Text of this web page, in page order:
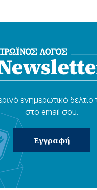
ενημερωτɩκό δελτίο
στο email σου.